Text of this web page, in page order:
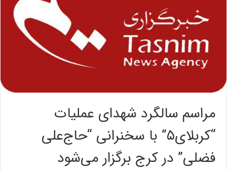
مراسم سالگرد شهدای عملیات
“کربلای۵” با سخنرانی “حاج‌علی
فضلی” در کرج برگزار می‌شود